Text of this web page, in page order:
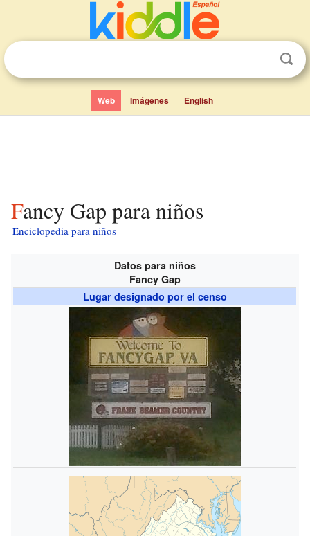
Web Imágenes English
Fancy Gap para niños
Enciclopedia para niños
Datos para niños
Fancy Gap
Lugar designado por el censo